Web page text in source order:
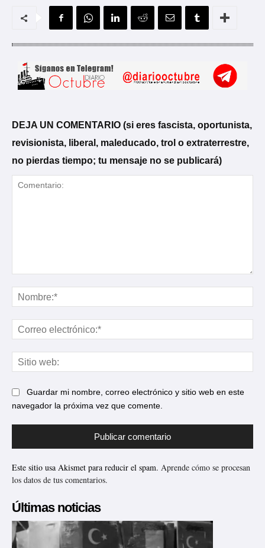
DEJA UN COMENTARIO (si eres fascista, oportunista,
revisionista, liberal, maleducado, trol o extraterrestre,
no pierdas tiempo; tu mensaje no se publicará)
Guardar mi nombre, correo electrónico y sitio web en este
navegador la próxima vez que comente.
Este sitio usa Akismet para reducir el spam. Aprende cómo se procesan
los datos de tus comentarios.
Últimas noticias